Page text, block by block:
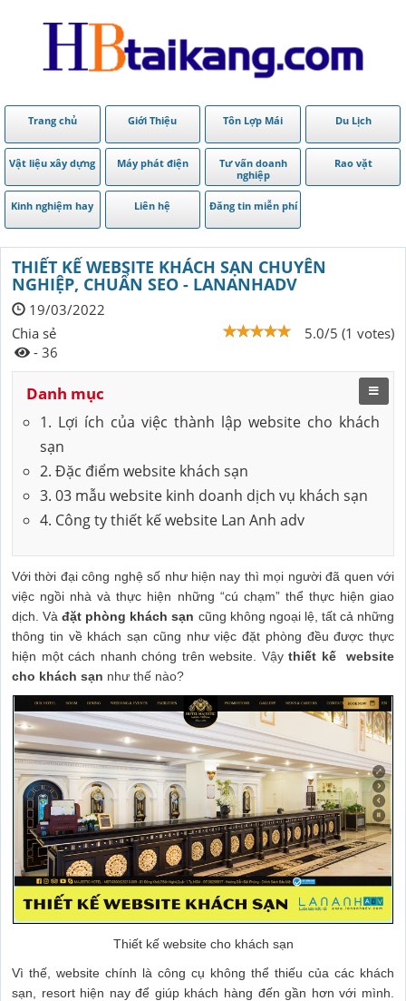
Trang chủ Giới Thiệu Tôn Lợp Mái Du Lịch
Vật liệu xây dựng Máy phát điện
Tư vấn doanh
nghiệp
Rao vặt
Kinh nghiệm hay Liên hệ Đăng tin miễn phí
THIẾT KẾ WEBSITE KHÁCH SẠN CHUYÊN
NGHIỆP, CHUẨN SEO - LANANHADV
19/03/2022
5.0/5 (1 votes)
Chia sẻ
- 36
Danh mục
1. Lợi ích của việc thành lập website cho khách
sạn
2. Đặc điểm website khách sạn
3. 03 mẫu website kinh doanh dịch vụ khách sạn
4. Công ty thiết kế website Lan Anh adv
Với thời đại công nghệ số như hiện nay thì mọi người đã quen với
việc ngồi nhà và thực hiện những “cú chạm” thể thực hiện giao
dịch.Vàđặt phòng khách sạn cũng không ngoại lệ, tất cả những
thông tin về khách sạn cũng như việc đặt phòng đều được thực
hiện một cách nhanh chóng trên website. Vậythiết kế website
cho khách sạn như thế nào?
Thiết kế website cho khách sạn
Vì thế, website chính là công cụ không thể thiếu của các khách
sạn, resort hiện nay để giúp khách hàng đến gần hơn với mình.